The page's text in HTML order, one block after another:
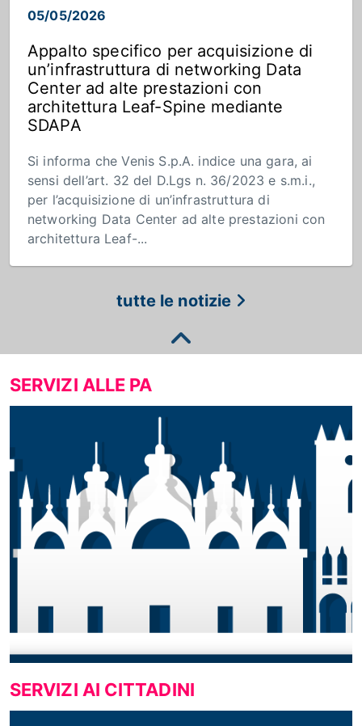
05/05/2026
Appalto specifico per acquisizione di
un’infrastruttura di networking Data
Center ad alte prestazioni con
architettura Leaf-Spine mediante
SDAPA
Si informa che Venis S.p.A. indice una gara, ai
sensi dell’art. 32 del D.Lgs n. 36/2023 e s.m.i.,
per l’acquisizione di un’infrastruttura di
networking Data Center ad alte prestazioni con
architettura Leaf-...
tutte le notizie
SERVIZI ALLE PA
SERVIZI AI CITTADINI